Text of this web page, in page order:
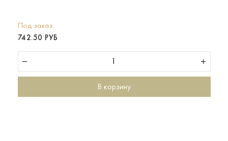
Под заказ
742.50 РУБ
В корзину